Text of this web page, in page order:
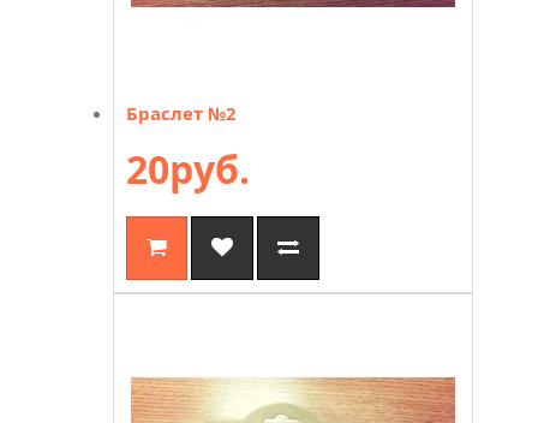
Браслет №2
20руб.